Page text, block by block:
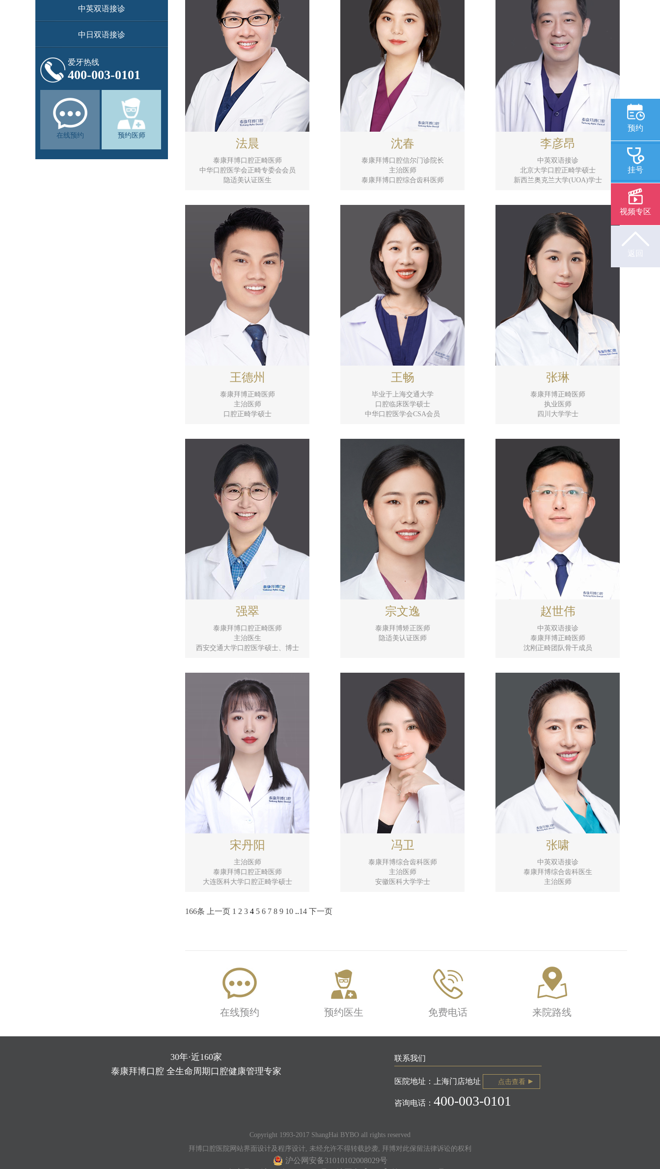
中英双语接诊
中日双语接诊
爱牙热线
400-003-0101
在线预约 预约医师
法晨
泰康拜博口腔正畸医师
中华口腔医学会正畸专委会会员
隐适美认证医生
沈春
泰康拜博口腔信尔门诊院长
主治医师
泰康拜博口腔综合齿科医师
李彦昂
中英双语接诊
北京大学口腔正畸学硕士
新西兰奥克兰大学(UOA)学士
王德州
泰康拜博正畸医师
主治医师
口腔正畸学硕士
王畅
毕业于上海交通大学
口腔临床医学硕士
中华口腔医学会CSA会员
张琳
泰康拜博正畸医师
执业医师
四川大学学士
强翠
泰康拜博口腔正畸医师
主治医生
西安交通大学口腔医学硕士、博士
宗文逸
泰康拜博矫正医师
隐适美认证医师
赵世伟
中英双语接诊
泰康拜博正畸医师
沈刚正畸团队骨干成员
宋丹阳
主治医师
泰康拜博口腔正畸医师
大连医科大学口腔正畸学硕士
冯卫
泰康拜博综合齿科医师
主治医师
安徽医科大学学士
张啸
中英双语接诊
泰康拜博综合齿科医生
主治医师
166条 上一页 1 2 3 4 5 6 7 8 9 10 ..14 下一页
在线预约 预约医生 免费电话 来院路线
30年·近160家
泰康拜博口腔 全生命周期口腔健康管理专家
联系我们
医院地址：上海门店地址 点击查看
咨询电话： 400-003-0101
Copyright 1993-2017 ShangHai BYBO all rights reserved
拜博口腔医院网站界面设计及程序设计, 未经允许不得转载抄袭, 拜博对此保留法律诉讼的权利
沪公网安备31010102008029号
预约
挂号
视频专区
返回